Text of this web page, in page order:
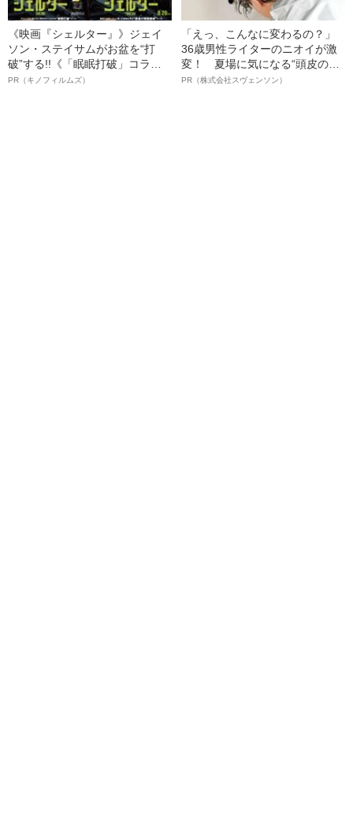
《映画『シェルター』》ジェイ
ソン・ステイサムがお盆を“打
破”する!!《「眠眠打破」コラ
ボ》
PR（キノフィルムズ）
「えっ、こんなに変わるの？」
36歳男性ライターのニオイが激
変！ 夏場に気になる“頭皮のニ
オイ”や“ベタつき”を解消す
PR（株式会社スヴェンソン）